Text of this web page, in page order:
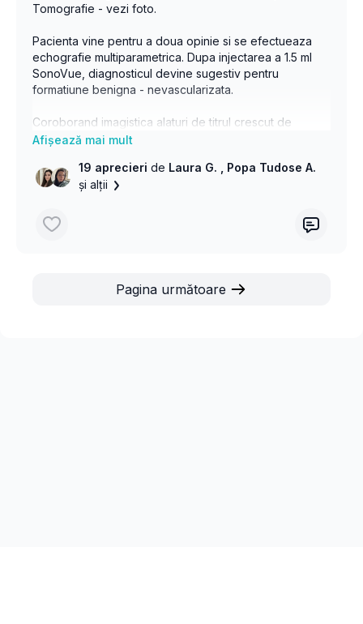
Tomografie - vezi foto.
Pacienta vine pentru a doua opinie si se efectueaza
echografie multiparametrica. Dupa injectarea a 1.5 ml
SonoVue, diagnosticul devine sugestiv pentru
formatiune benigna - nevascularizata.
Coroborand imagistica alaturi de titrul crescut de
anticorpi anti echinococcus; se pune diagnosticul
rarissima.19 aprecieride Laura G.
, Popa Tudose A.
și alții
Pagina următoare